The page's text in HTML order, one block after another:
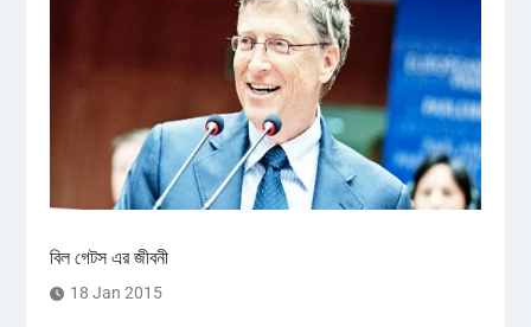
বিল গেটস এর জীবনী
18 Jan 2015